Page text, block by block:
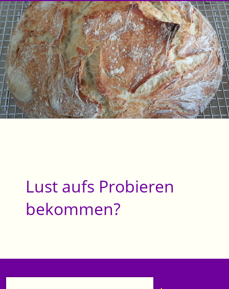
Lust aufs Probieren
bekommen?